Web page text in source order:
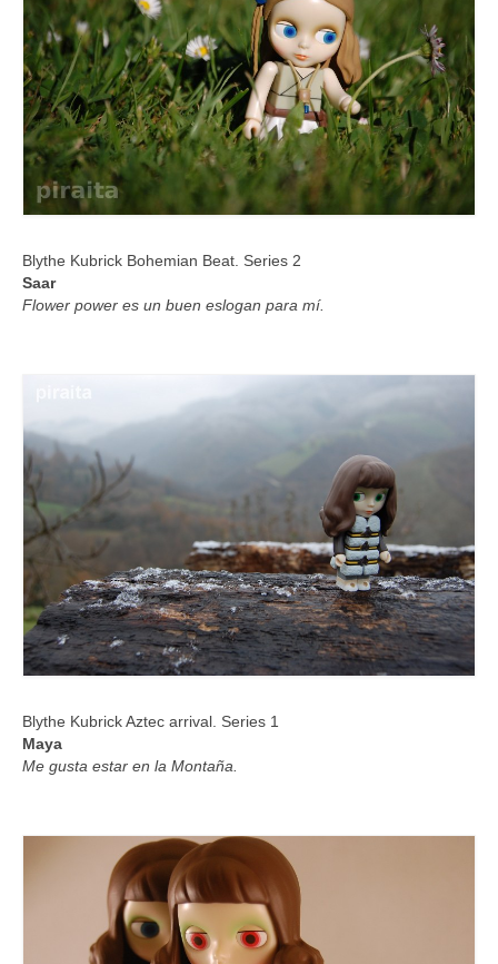
Blythe Kubrick Bohemian Beat. Series 2
Saar
Flower power es un buen eslogan para mí.
Blythe Kubrick Aztec arrival. Series 1
Maya
Me gusta estar en la Montaña.